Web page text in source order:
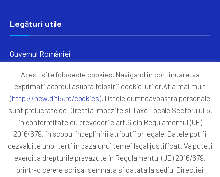
Legături utile
Guvernul României
Primăria Sectorul 5
ANAF
Protocoale
GDPR
Harta Site
Acest site foloseste cookies. Navigand in continuare, va
exprimati acordul asupra folosirii cookie-urilor.Afla mai mult
(http://new.ditl5.ro/cookies). Datele dumneavoastra personale
sunt prelucrate de Directia Impozite si Taxe Locale Sectorului 5,
in conformitate cu prevederile art.6 din Regulamentul (UE)
2016/679, in scopul indeplinirii atributiilor legale. Datele pot fi
dezvaluite unor terti in baza unui temei legal justificat. Va puteti
exercita drepturile prevazute in Regulamentul (UE) 2016/679,
printr-o cerere scrisa, semnata si datata la sediul Directiei